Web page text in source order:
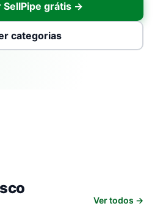
SellPipe grátis →
categorias
Ver todos →